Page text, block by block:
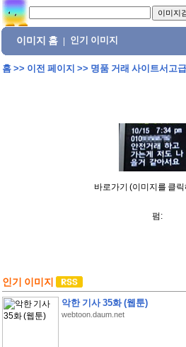
이미지 홈 인기 이미지
홈>> 이전 페이지 >> 명품 거래 사이트서고
바로가기 (이미지를 클
펌:
인기 이미지
악한 기사 35화 (웹툰)
webtoon.daum.net